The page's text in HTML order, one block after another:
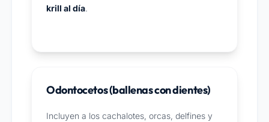
krill al día.
Odontocetos (ballenas con dientes)
Incluyen a los cachalotes, orcas, delfines y